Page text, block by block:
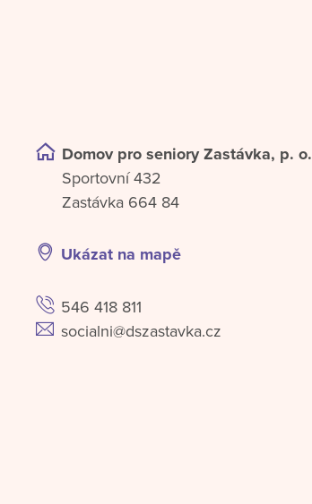
Domov pro seniory Zastávka, p. o.
Sportovní 432
Zastávka 664 84
Ukázat na mapě
546 418 811
socialni@dszastavka.cz